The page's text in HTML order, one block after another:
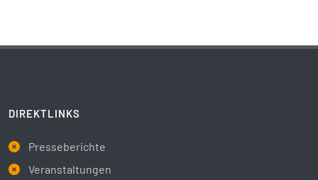
DIREKTLINKS
Presseberichte
Veranstaltungen